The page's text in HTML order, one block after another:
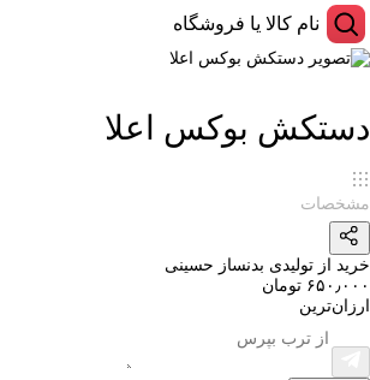
دستکش بوکس اعلا
مشخصات
خرید از تولیدی بدنساز حسینی
۶۵۰٫۰۰۰ تومان
ارزان‌ترین